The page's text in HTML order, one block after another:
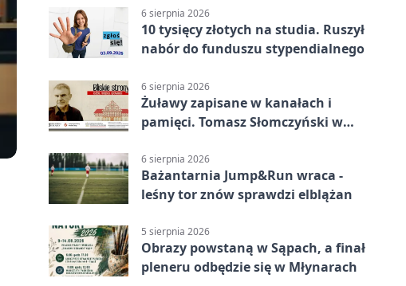
6 sierpnia 2026
10 tysięcy złotych na studia. Ruszył
nabór do funduszu stypendialnego
6 sierpnia 2026
Żuławy zapisane w kanałach i
pamięci. Tomasz Słomczyński w
6 sierpnia 2026
Bażantarnia Jump&Run wraca -
leśny tor znów sprawdzi elblążan
5 sierpnia 2026
Obrazy powstaną w Sąpach, a finał
pleneru odbędzie się w Młynarach